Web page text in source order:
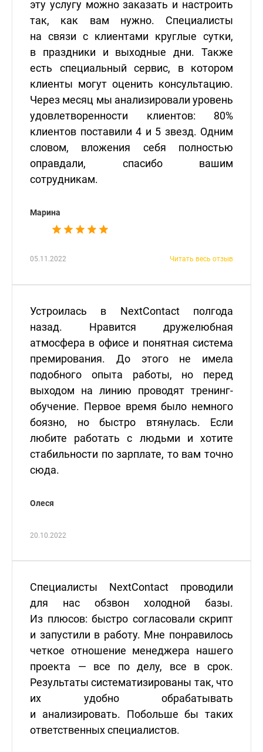
эту услугу можно заказать и настроить
так, как вам нужно. Специалисты
на связи с клиентами круглые сутки,
в праздники и выходные дни. Также
есть специальный сервис, в котором
клиенты могут оценить консультацию.
Через месяц мы анализировали уровень
удовлетворенности клиентов: 80%
клиентов поставили 4 и 5 звезд. Одним
словом, вложения себя полностью
оправдали, спасибо вашим
сотрудникам.
Марина
05.11.2022 Читать весь отзыв
Устроилась в NextContact полгода
назад. Нравится дружелюбная
атмосфера в офисе и понятная система
премирования. До этого не имела
подобного опыта работы, но перед
выходом на линию проводят тренинг-
обучение. Первое время было немного
боязно, но быстро втянулась. Если
любите работать с людьми и хотите
стабильности по зарплате, то вам точно
сюда.
Олеся
20.10.2022
Специалисты NextContact проводили
для нас обзвон холодной базы.
Из плюсов: быстро согласовали скрипт
и запустили в работу. Мне понравилось
четкое отношение менеджера нашего
проекта — все по делу, все в срок.
Результаты систематизированы так, что
их удобно обрабатывать
и анализировать. Побольше бы таких
ответственных специалистов.